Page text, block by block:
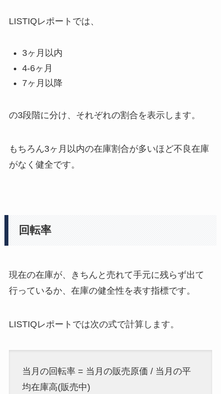
LISTIQレポートでは、
3ヶ月以内
4-6ヶ月
7ヶ月以降
の3段階に分け、それぞれの割合を表示します。
もちろん3ヶ月以内の在庫割合が多いほど不良在庫
がなく健全です。
回転率
現在の在庫が、きちんと売れて手元に残らず出て
行っているか、在庫の健全性を表す指標です。
LISTIQレポートでは次の式で計算します。
当月の回転率 = 当月の販売原価 / 当月の平
均在庫高(販売中)